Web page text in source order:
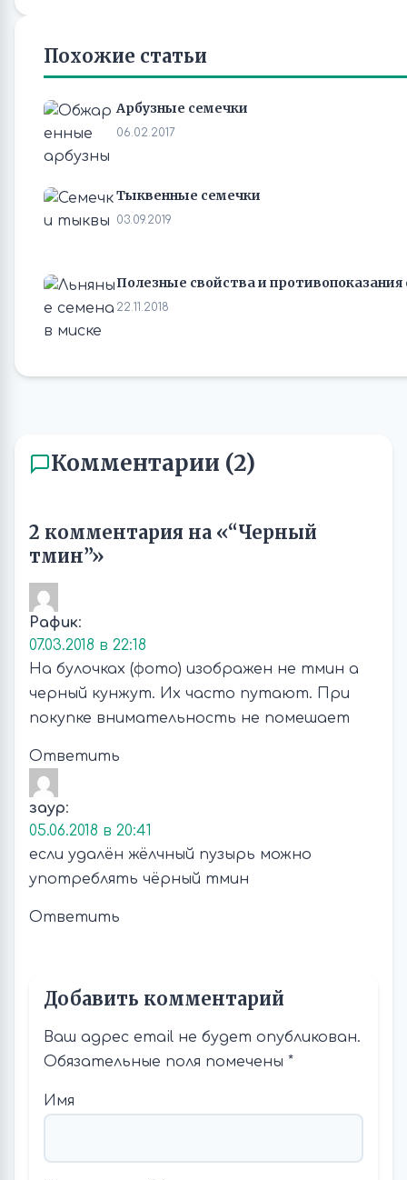
Похожие статьи
Арбузные семечки
06.02.2017
Тыквенные семечки
03.09.2019
Полезные свойства и противопоказания
22.11.2018
Комментарии (2)
2 комментария на «“Черный
тмин”»
Рафик:
07.03.2018 в 22:18
На булочках (фото) изображен не тмин а
черный кунжут. Их часто путают. При
покупке внимательность не помешает
Ответить
заур:
05.06.2018 в 20:41
если удалён жёлчный пузырь можно
употреблять чёрный тмин
Ответить
Добавить комментарий
Ваш адрес email не будет опубликован.
Обязательные поля помечены *
Имя